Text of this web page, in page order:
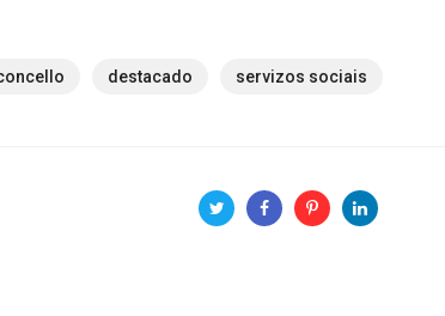
destacado servizos sociais